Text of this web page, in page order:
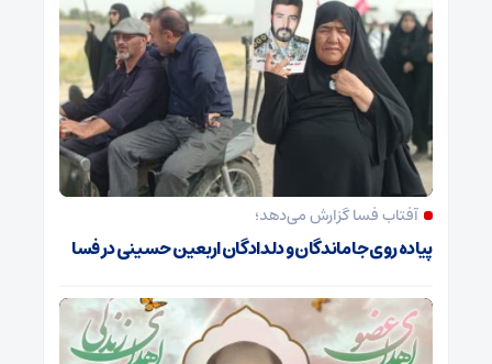
آفتاب فسا گزارش می‌دهد؛
پیاده روی جاماندگان و دلدادگان اربعین حسینی در فسا